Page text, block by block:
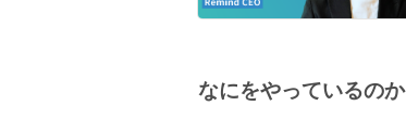
なにをやっているのか